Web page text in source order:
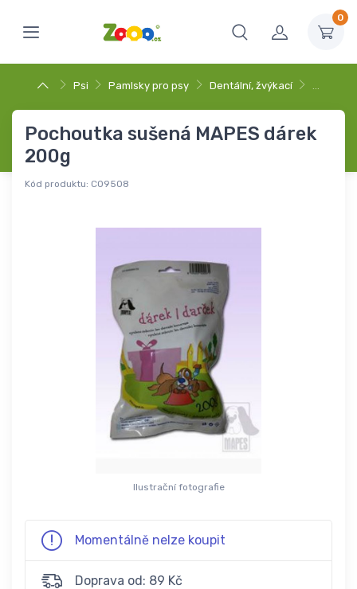
0
Psi Pamlsky pro psy Dentální, žvýkací …
Pochoutka sušená MAPES dárek
200g
Kód produktu: C09508
Ilustrační fotografie
Momentálně nelze koupit
Doprava od: 89 Kč